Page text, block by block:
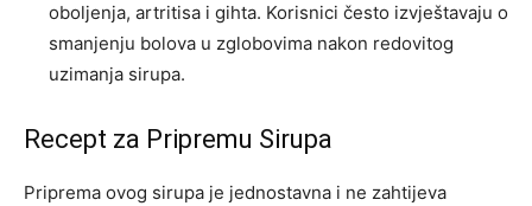
oboljenja, artritisa i gihta. Korisnici često izvještavaju o
smanjenju bolova u zglobovima nakon redovitog
uzimanja sirupa.
Recept za Pripremu Sirupa
Priprema ovog sirupa je jednostavna i ne zahtijeva